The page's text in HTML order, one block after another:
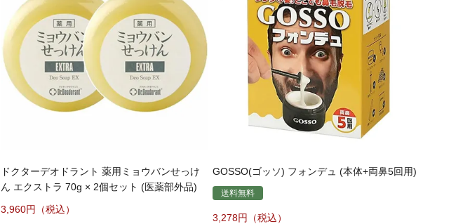
ドクターデオドラント 薬用ミョウバンせっけ
ん エクストラ 70g × 2個セット (医薬部外品)
3,960
GOSSO(ゴッソ) フォンデュ (本体+両鼻5回用)
送料無料
3,278